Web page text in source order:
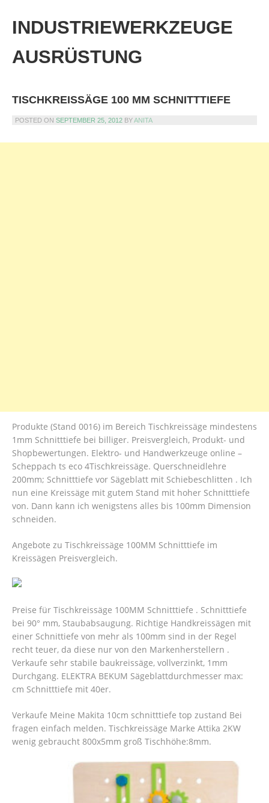
content
INDUSTRIEWERKZEUGE
AUSRÜSTUNG
TISCHKREISSÄGE 100 MM SCHNITTTIEFE
POSTED ON SEPTEMBER 25, 2012 BYANITA
Produkte (Stand 0016) im Bereich Tischkreissäge mindestens
1mm Schnitttiefe bei billiger. Preisvergleich, Produkt- und
Shopbewertungen. Elektro- und Handwerkzeuge online –
Scheppach ts eco 4Tischkreissäge. Querschneidlehre
200mm; Schnitttiefe vor Sägeblatt mit Schiebeschlitten . Ich
nun eine Kreissäge mit gutem Stand mit hoher Schnitttiefe
von. Dann kann ich wenigstens alles bis 100mm Dimension
schneiden.
Angebote zu Tischkreissäge 100MM Schnitttiefe im
Kreissägen Preisvergleich.
Preise für Tischkreissäge 100MM Schnitttiefe . Schnitttiefe
bei 90° mm, Staubabsaugung. Richtige Handkreissägen mit
einer Schnittiefe von mehr als 100mm sind in der Regel
recht teuer, da diese nur von den Markenherstellern .
Verkaufe sehr stabile baukreissäge, vollverzinkt, 1mm
Durchgang. ELEKTRA BEKUM Sägeblattdurchmesser​ max:
cm Schnitttiefe mit 40er.
Verkaufe Meine Makita 10cm schnitttiefe top zustand Bei
fragen einfach melden. Tischkreissäge Marke Attika 2KW
wenig gebraucht 800x5mm groß Tischhöhe:8mm.